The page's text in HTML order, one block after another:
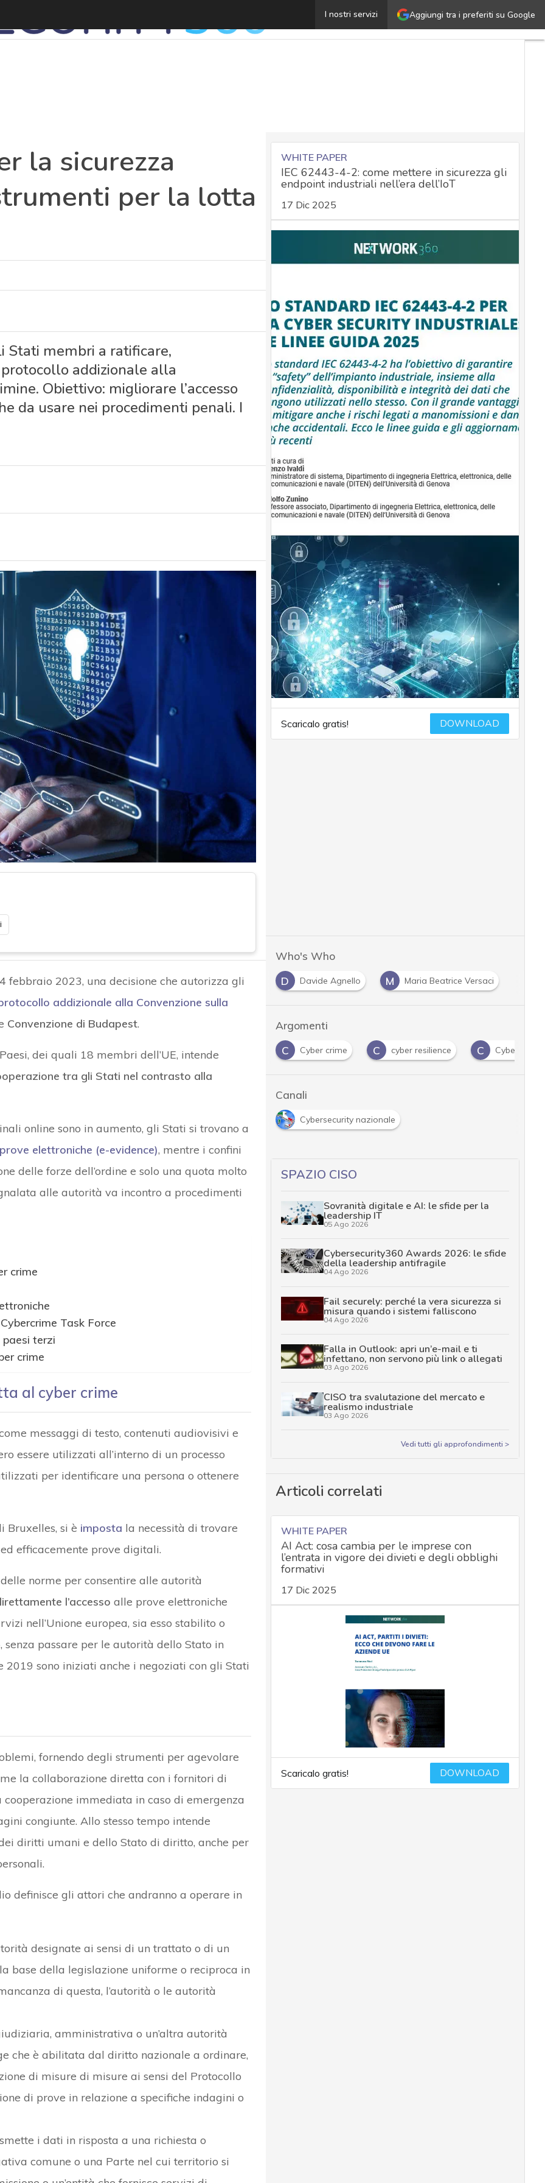
Aggiungi tra i preferiti su Google
I nostri servizi
Cooperazione UE per la sicurezza informatica: nuovi
la sicurezza
per la lotta
Stati membri a ratificare,
addizionale alla
Obiettivo: migliorare l’accesso
da usare nei procedimenti penali. I
febbraio 2023, una decisione che autorizza gli
addizionale alla Convenzione sulla
Convenzione di Budapest.
dei quali 18 membri dell’UE, intende
tra gli Stati nel contrasto alla
online sono in aumento, gli Stati si trovano a
elettroniche (e-evidence), mentre i confini
delle forze dell’ordine e solo una quota molto
alle autorità va incontro a procedimenti
crime
Task Force
terzi
crime
al cyber crime
messaggi di testo, contenuti audiovisivi e
essere utilizzati all’interno di un processo
per identificare una persona o ottenere
Bruxelles, si è imposta la necessità di trovare
efficacemente prove digitali.
norme per consentire alle autorità
l’accesso alle prove elettroniche
nell’Unione europea, sia esso stabilito o
passare per le autorità dello Stato in
2019 sono iniziati anche i negoziati con gli Stati
fornendo degli strumenti per agevolare
la collaborazione diretta con i fornitori di
immediata in caso di emergenza
congiunte. Allo stesso tempo intende
diritti umani e dello Stato di diritto, anche per
definisce gli attori che andranno a operare in
designate ai sensi di un trattato o di un
base della legislazione uniforme o reciproca in
di questa, l’autorità o le autorità
amministrativa o un’altra autorità
che è abilitata dal diritto nazionale a ordinare,
di misure di misure ai sensi del Protocollo
di prove in relazione a specifiche indagini o
i dati in risposta a una richiesta o
comune o una Parte nel cui territorio si
WHITE PAPER
IEC 62443-4-2: come mettere in sicurezza gli
endpoint industriali nell’era dell’IoT
17 Dic 2025
Scaricalo gratis! DOWNLOAD
Who's Who
D
Davide Agnello M Maria Beatrice Versaci
Argomenti
C
cyber attack C Cyber crime C cyber resilience C Cyber
Canali
Cybersecurity nazionale
SPAZIO CISO
Sovranità digitale e AI: le sfide per la
leadership IT
05 Ago 2026
Cybersecurity360 Awards 2026: le sfide
della leadership antifragile
04 Ago 2026
Fail securely: perché la vera sicurezza si
misura quando i sistemi falliscono
04 Ago 2026
Falla in Outlook: apri un’e-mail e ti
infettano, non servono più link o allegati
03 Ago 2026
CISO tra svalutazione del mercato e
realismo industriale
03 Ago 2026
Vedi tutti gli approfondimenti >
Articoli correlati
WHITE PAPER
AI Act: cosa cambia per le imprese con
l’entrata in vigore dei divieti e degli obblighi
formativi
17 Dic 2025
Scaricalo gratis! DOWNLOAD